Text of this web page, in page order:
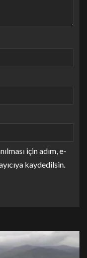
için adım, e-
kaydedilsin.